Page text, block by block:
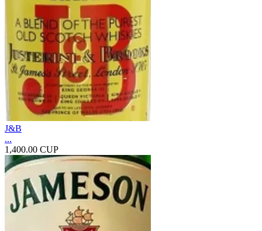
J&B
...
1,400.00 CUP